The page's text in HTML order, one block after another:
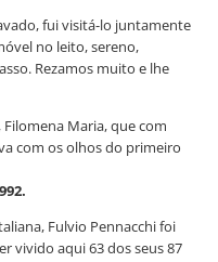
fui visitá-lo juntamente
no leito, sereno,
Rezamos muito e lhe
Maria, que com
com os olhos do primeiro
Fulvio Pennacchi foi
vivido aqui 63 dos seus 87